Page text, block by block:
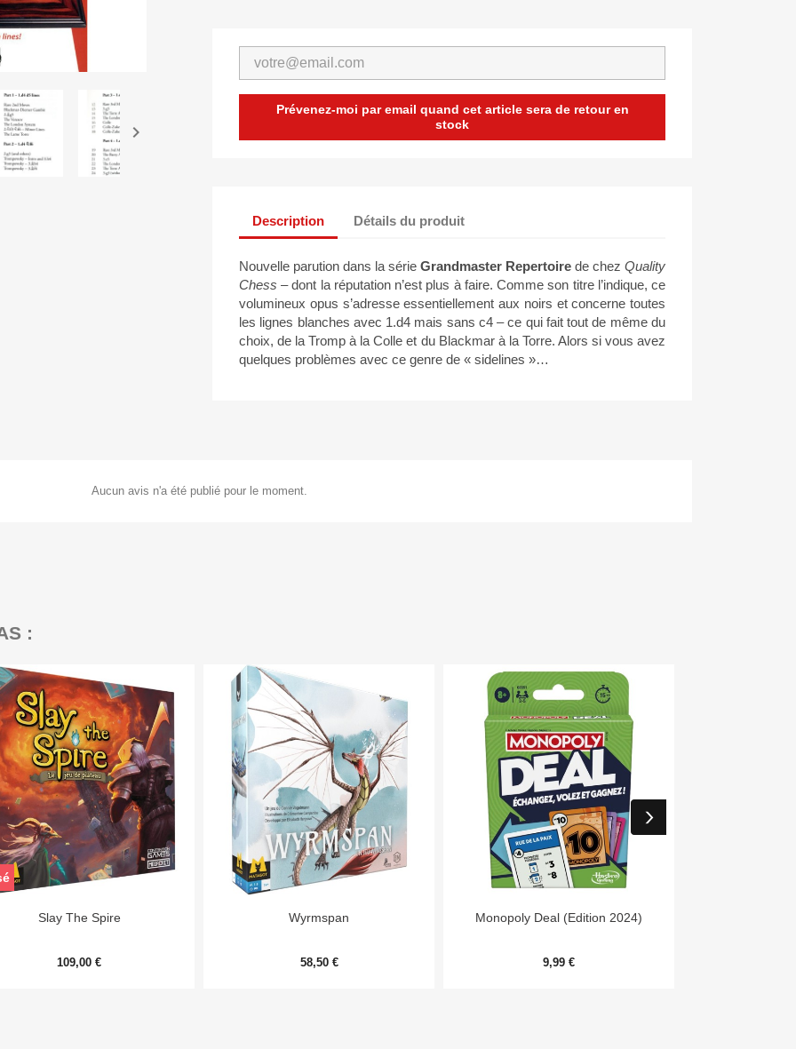

Prévenez-moi par email quand cet article sera de retour en
stock
Description Détails du produit
Nouvelle parution dans la série Grandmaster Repertoire de chez Quality
Chess – dont la réputation n’est plus à faire. Comme son titre l’indique, ce
volumineux opus s’adresse essentiellement aux noirs et concerne toutes
les lignes blanches avec 1.d4 mais sans c4 – ce qui fait tout de même du
choix, de la Tromp à la Colle et du Blackmar à la Torre. Alors si vous avez
quelques problèmes avec ce genre de « sidelines »…
Aucun avis n'a été publié pour le moment.
:
Aperçu rapide
Slay The Spire
109,00 €
Aperçu rapide
Wyrmspan
58,50 €
Aperçu rapide
Monopoly Deal (Edition 2024)
9,99 €